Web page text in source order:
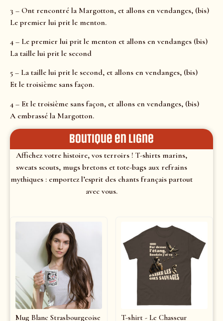
3 – Ont rencontré la Margotton, et allons en vendanges, (bis)
Le premier lui prit le menton.
4 – Le premier lui prit le menton et allons en vendanges (bis)
La taille lui prit le second
5 – La taille lui prit le second, et allons en vendanges, (bis)
Et le troisième sans façon.
4 – Et le troisième sans façon, et allons en vendanges, (bis)
A embrassé la Margotton.
Boutique en ligne
Affichez votre histoire, vos terroirs ! T-shirts marins,
sweats scouts, mugs bretons et tote-bags aux refrains
mythiques : emportez l’esprit des chants français partout
avec vous.
Mug Blanc Strasbourgeoise
T-shirt - Le Chasseur